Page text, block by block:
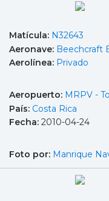
Matícula: N32643
Aeronave: Beechcraft
Aerolínea: Privado
Aeropuerto: MRPV -
País: Costa Rica
Fecha: 2010-04-24
Foto por: Manrique